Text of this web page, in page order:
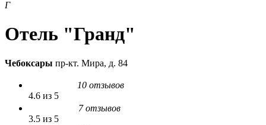
Г
Отель "Гранд"
Чебоксары пр-кт. Мира, д. 84
10 отзывов
4.6 из 5
7 отзывов
3.5 из 5